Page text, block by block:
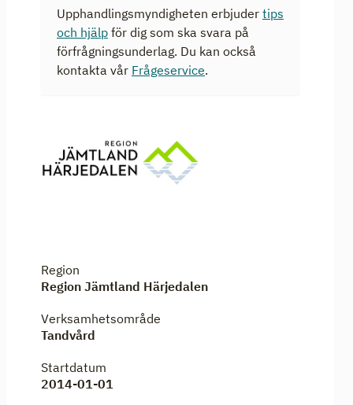
Upphandlingsmyndigheten erbjuder tips
och hjälp för dig som ska svara på
förfrågningsunderlag. Du kan också
kontakta vår Frågeservice.
Region
Region Jämtland Härjedalen
Verksamhetsområde
Tandvård
Startdatum
2014-01-01